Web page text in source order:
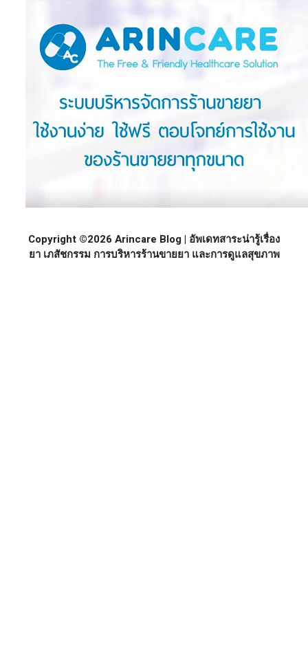
Copyright ©2026 Arincare Blog | อัพเดทสาระน่ารู้เรื่อง
ยา เภสัชกรรม การบริหารร้านขายยา และการดูแลสุขภาพ